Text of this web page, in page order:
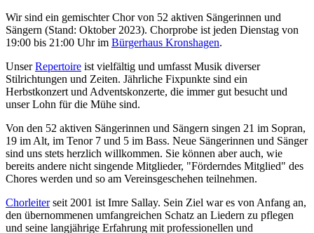
Wir sind ein gemischter Chor von 52 aktiven Sängerinnen und
Sängern (Stand: Oktober 2023). Chorprobe ist jeden Dienstag von
19:00 bis 21:00 Uhr im Bürgerhaus Kronshagen.
UnserRepertoire ist vielfältig und umfasst Musik diverser
Stilrichtungen und Zeiten. Jährliche Fixpunkte sind ein
Herbstkonzert und Adventskonzerte, die immer gut besucht und
unser Lohn für die Mühe sind.
Von den 52 aktiven Sängerinnen und Sängern singen 21 im Sopran,
19 im Alt, im Tenor 7 und 5 im Bass. Neue Sängerinnen und Sänger
sind uns stets herzlich willkommen. Sie können aber auch, wie
bereits andere nicht singende Mitglieder, "Förderndes Mitglied" des
Chores werden und so am Vereinsgeschehen teilnehmen.
Chorleiterseit 2001 ist Imre Sallay. Sein Ziel war es von Anfang an,
den übernommenen umfangreichen Schatz an Liedern zu pflegen
und seine langjährige Erfahrung mit professionellen und